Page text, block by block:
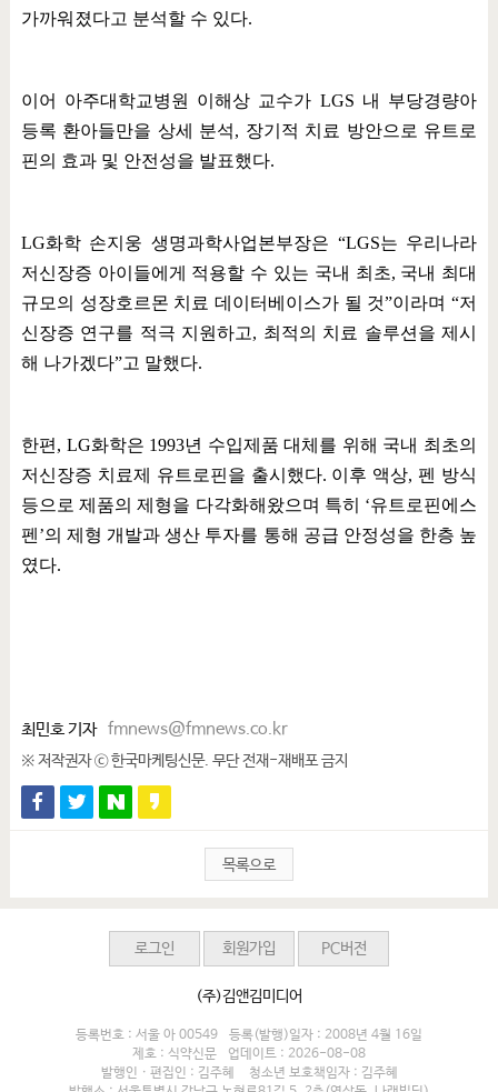
가까워졌다고 분석할 수 있다.
이어 아주대학교병원 이해상 교수가 LGS 내 부당경량아
등록 환아들만을 상세 분석, 장기적 치료 방안으로 유트로
핀의 효과 및 안전성을 발표했다.
LG화학 손지웅 생명과학사업본부장은 “LGS는 우리나라
저신장증 아이들에게 적용할 수 있는 국내 최초, 국내 최대
규모의 성장호르몬 치료 데이터베이스가 될 것”이라며“저
신장증 연구를 적극 지원하고, 최적의 치료 솔루션을 제시
해 나가겠다”고 말했다.
한편 , LG화학은 1993년 수입제품 대체를 위해 국내 최초의
저신장증 치료제 유트로핀을 출시했다. 이후 액상, 펜 방식
등으로 제품의 제형을 다각화해왔으며 특히 ‘유트로핀에스
펜 ’의 제형 개발과 생산 투자를 통해 공급 안정성을 한층 높
였다.
최민호 기자 fmnews@fmnews.co.kr
※ 저작권자 ⓒ 한국마케팅신문. 무단 전재-재배포 금지
목록으로
로그인 회원가입 PC버전
(주)김앤김미디어
등록번호 : 서울 아 00549
등록(발행)일자 : 2008년 4월 16일
제호 : 식약신문
업데이트 : 2026-08-08
발행인 · 편집인 : 김주혜
청소년 보호책임자 : 김주혜